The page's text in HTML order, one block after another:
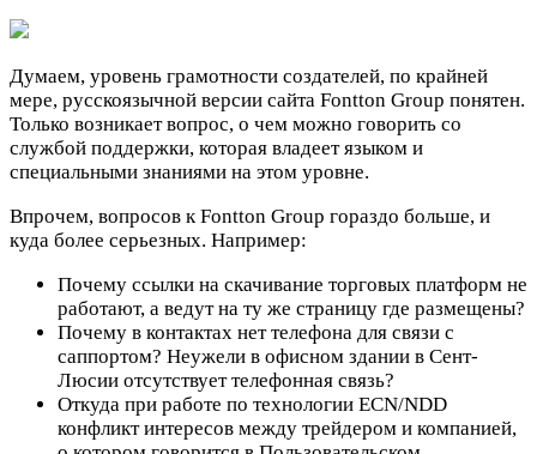
Думаем, уровень грамотности создателей, по крайней
мере, русскоязычной версии сайта Fontton Group понятен.
Только возникает вопрос, о чем можно говорить со
службой поддержки, которая владеет языком и
специальными знаниями на этом уровне.
Впрочем, вопросов к Fontton Group гораздо больше, и
куда более серьезных. Например:
Почему ссылки на скачивание торговых платформ не
работают, а ведут на ту же страницу где размещены?
Почему в контактах нет телефона для связи с
саппортом? Неужели в офисном здании в Сент-
Люсии отсутствует телефонная связь?
Откуда при работе по технологии ECN/NDD
конфликт интересов между трейдером и компанией,